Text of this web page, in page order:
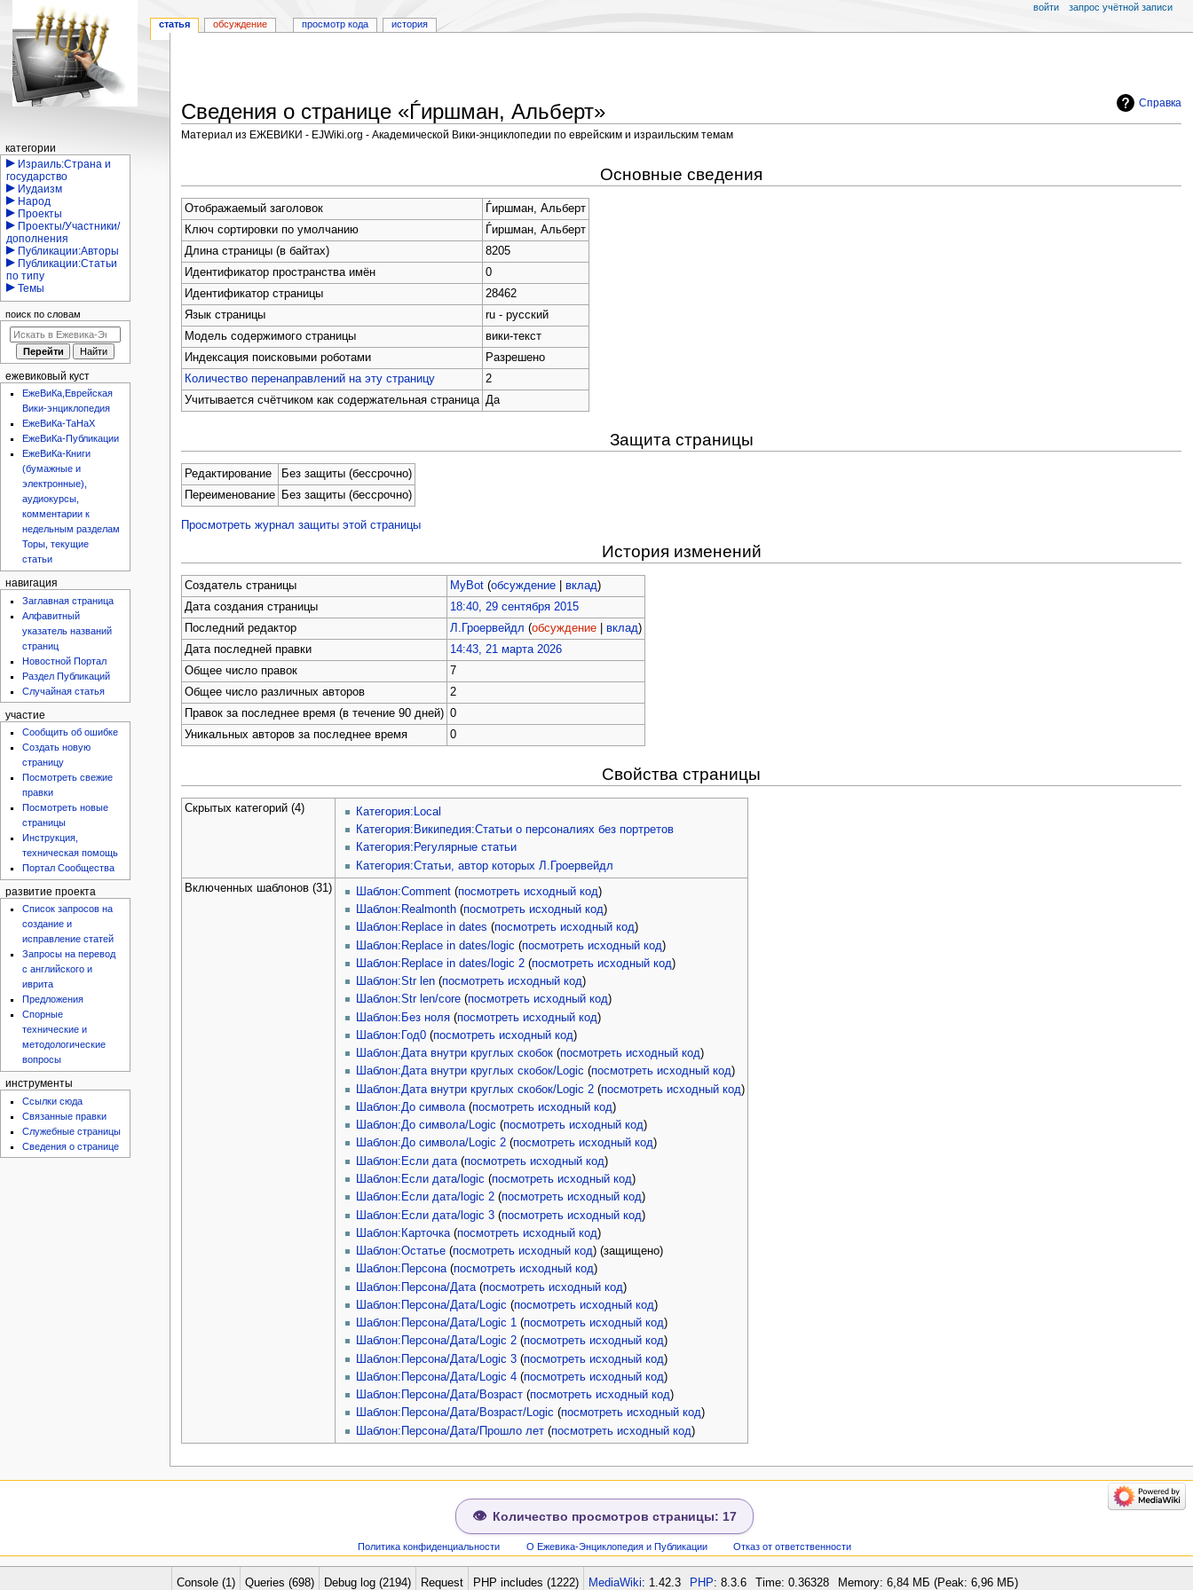
Справка
Сведения о странице «Ѓиршман, Альберт»
Материал из ЕЖЕВИКИ - EJWiki.org - Академической Вики-энциклопедии по еврейским и израильским темам
навигации
поиску
Основные сведения
Отображаемый заголовок
Ѓиршман, Альберт
Ключ сортировки по умолчанию
Ѓиршман, Альберт
Длина страницы (в байтах)
8205
Идентификатор пространства имён
0
Идентификатор страницы
28462
Язык страницы
ru - русский
Модель содержимого страницы
вики-текст
Индексация поисковыми роботами
Разрешено
Количество перенаправлений на эту страницу
2
Учитывается счётчиком как содержательная страница Да
Защита страницы
Редактирование
Без защиты (бессрочно)
Переименование
Без защиты (бессрочно)
Просмотреть журнал защиты этой страницы
История изменений
Создатель страницы MyBot (обсуждение| вклад)
Дата создания страницы
18:40, 29 сентября 2015
Последний редактор
Л.Гроервейдл (обсуждение| вклад)
Дата последней правки
14:43, 21 марта 2026
Общее число правок
7
Общее число различных авторов
2
Правок за последнее время (в течение 90 дней) 0
Уникальных авторов за последнее время
0
Свойства страницы
Скрытых категорий (4)
Категория:Local
Категория:Википедия:Статьи о персоналиях без портретов
Категория:Регулярные статьи
Категория:Статьи, автор которых Л.Гроервейдл
Включенных шаблонов (31)
Шаблон:Comment (посмотреть исходный код)
Шаблон:Realmonth (посмотреть исходный код)
Шаблон:Replace in dates (посмотреть исходный код)
Шаблон:Replace in dates/logic (посмотреть исходный код)
Шаблон:Replace in dates/logic 2 (посмотреть исходный код)
Шаблон:Str len (посмотреть исходный код)
Шаблон:Str len/core (посмотреть исходный код)
Шаблон:Без ноля (посмотреть исходный код)
Шаблон:Год0 (посмотреть исходный код)
Шаблон:Дата внутри круглых скобок (посмотреть исходный код)
Шаблон:Дата внутри круглых скобок/Logic (посмотреть исходный код)
Шаблон:Дата внутри круглых скобок/Logic 2 (посмотреть исходный код)
Шаблон:До символа(посмотреть исходный код)
Шаблон:До символа/Logic (посмотреть исходный код)
Шаблон:До символа/Logic 2 (посмотреть исходный код)
Шаблон:Если дата (посмотреть исходный код)
Шаблон:Если дата/logic (посмотреть исходный код)
Шаблон:Если дата/logic 2 (посмотреть исходный код)
Шаблон:Если дата/logic 3 (посмотреть исходный код)
Шаблон:Карточка (посмотреть исходный код)
Шаблон:Остатье (посмотреть исходный код) (защищено)
Шаблон:Персона(посмотреть исходный код)
Шаблон:Персона/Дата (посмотреть исходный код)
Шаблон:Персона/Дата/Logic (посмотреть исходный код)
Шаблон:Персона/Дата/Logic 1 (посмотреть исходный код)
Шаблон:Персона/Дата/Logic 2 (посмотреть исходный код)
Шаблон:Персона/Дата/Logic 3 (посмотреть исходный код)
Шаблон:Персона/Дата/Logic 4 (посмотреть исходный код)
Шаблон:Персона/Дата/Возраст (посмотреть исходный код)
Шаблон:Персона/Дата/Возраст/Logic (посмотреть исходный код)
Шаблон:Персона/Дата/Прошло лет (посмотреть исходный код)
Навигация
статья обсуждение просмотр кода история
войти запрос учётной записи
категории
Израиль:Страна и
государство
Иудаизм
Народ
Проекты
Проекты/Участники/
дополнения
Публикации:Авторы
Публикации:Статьи
по типу
Темы
поиск по словам
ежевиковый куст
ЕжеВиКа,Еврейская
Вики-энциклопедия
ЕжеВиКа-ТаНаХ
ЕжеВиКа-Публикации
ЕжеВиКа-Книги
(бумажные и
электронные),
аудиокурсы,
комментарии к
недельным разделам
Торы, текущие
статьи
навигация
Заглавная страница
Алфавитный
указатель названий
страниц
Новостной Портал
Раздел Публикаций
Случайная статья
участие
Сообщить об ошибке
Создать новую
страницу
Посмотреть свежие
правки
Посмотреть новые
страницы
Инструкция,
техническая помощь
Портал Сообщества
развитие проекта
Список запросов на
создание и
исправление статей
Запросы на перевод
с английского и
иврита
Предложения
Спорные
технические и
методологические
вопросы
инструменты
Ссылки сюда
Связанные правки
Служебные страницы
Сведения о странице
Количество просмотров страницы: 17
Политика конфиденциальности О Ежевика-Энциклопедия и Публикации Отказ от ответственности
Console (1) Queries (698) Debug log (2194) Request PHP includes (1222) MediaWiki: 1.42.3 PHP: 8.3.6 Time: 0.36328 Memory: 6,84 МБ (Peak: 6,96 МБ)